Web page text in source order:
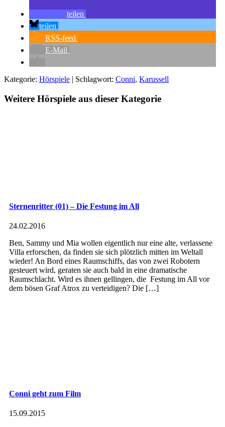
teilen
teilen
RSS-feed
E-Mail
Kategorie: Hörspiele | Schlagwort: Conni, Karussell
Weitere Hörspiele aus dieser Kategorie
Sternenritter (01) – Die Festung im All
24.02.2016
Ben, Sammy und Mia wollen eigentlich nur eine alte, verlassene
Villa erforschen, da finden sie sich plötzlich mitten im Weltall
wieder! An Bord eines Raumschiffs, das von zwei Robotern
gesteuert wird, geraten sie auch bald in eine dramatische
Raumschlacht. Wird es ihnen gellingen, die Festung im All vor
dem bösen Graf Atrox zu verteidigen? Die […]
Conni geht zum Film
15.09.2015